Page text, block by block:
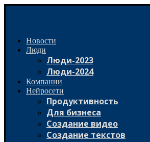
Новости
Люди
Люди-2023
Люди-2024
Компании
Нейросети
Продуктивность
Для бизнеса
Создание видео
Создание текстов